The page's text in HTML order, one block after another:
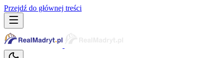
Przejdź do głównej treści